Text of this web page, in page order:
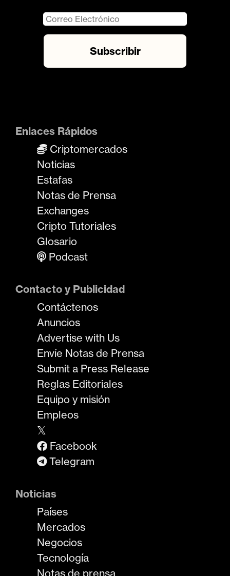
Enlaces Rápidos
Criptomercados
Noticias
Estafas
Notas de Prensa
Exchanges
Cripto Tutoriales
Glosario
Podcast
Contacto y Publicidad
Contáctenos
Anuncios
Advertise with Us
Envíe Notas de Prensa
Submit a Press Release
Reglas Editoriales
Equipo y misión
Empleos
𝕏
Facebook
Telegram
Noticias
Países
Mercados
Negocios
Tecnología
Notas de prensa